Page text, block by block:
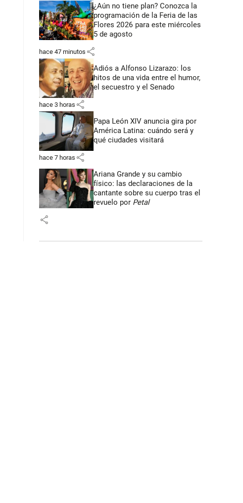
¿Aún no tiene plan? Conozca la
programación de la Feria de las
Flores 2026 para este miércoles
5 de agosto
hace 47 minutos share
Adiós a Alfonso Lizarazo: los
hitos de una vida entre el humor,
el secuestro y el Senado
hace 3 horas share
Papa León XIV anuncia gira por
América Latina: cuándo será y
qué ciudades visitará
hace 7 horas share
Ariana Grande y su cambio
físico: las declaraciones de la
cantante sobre su cuerpo tras el
revuelo por Petal
share